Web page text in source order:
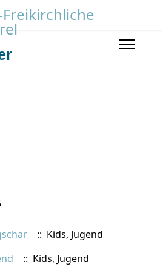
:: Kids, Jugend
:: Kids, Jugend